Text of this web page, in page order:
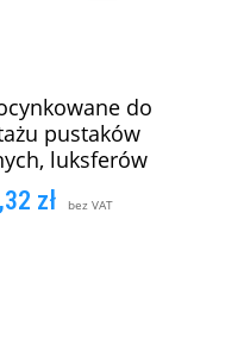
do
pustaków
luksferów
zł bez VAT